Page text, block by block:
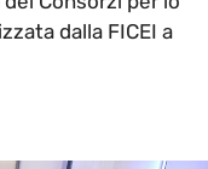
dalla FICEI a